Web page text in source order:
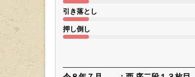
引き落とし
押し倒し